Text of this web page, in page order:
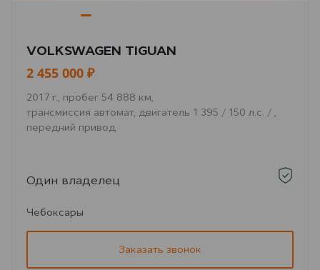
VOLKSWAGEN TIGUAN
2 455 000 ₽
2017 г., пробег 54 888 км,
трансмиссия автомат, двигатель 1 395 / 150 л.с. / ,
передний привод
Один владелец
Чебоксары
Заказать звонок